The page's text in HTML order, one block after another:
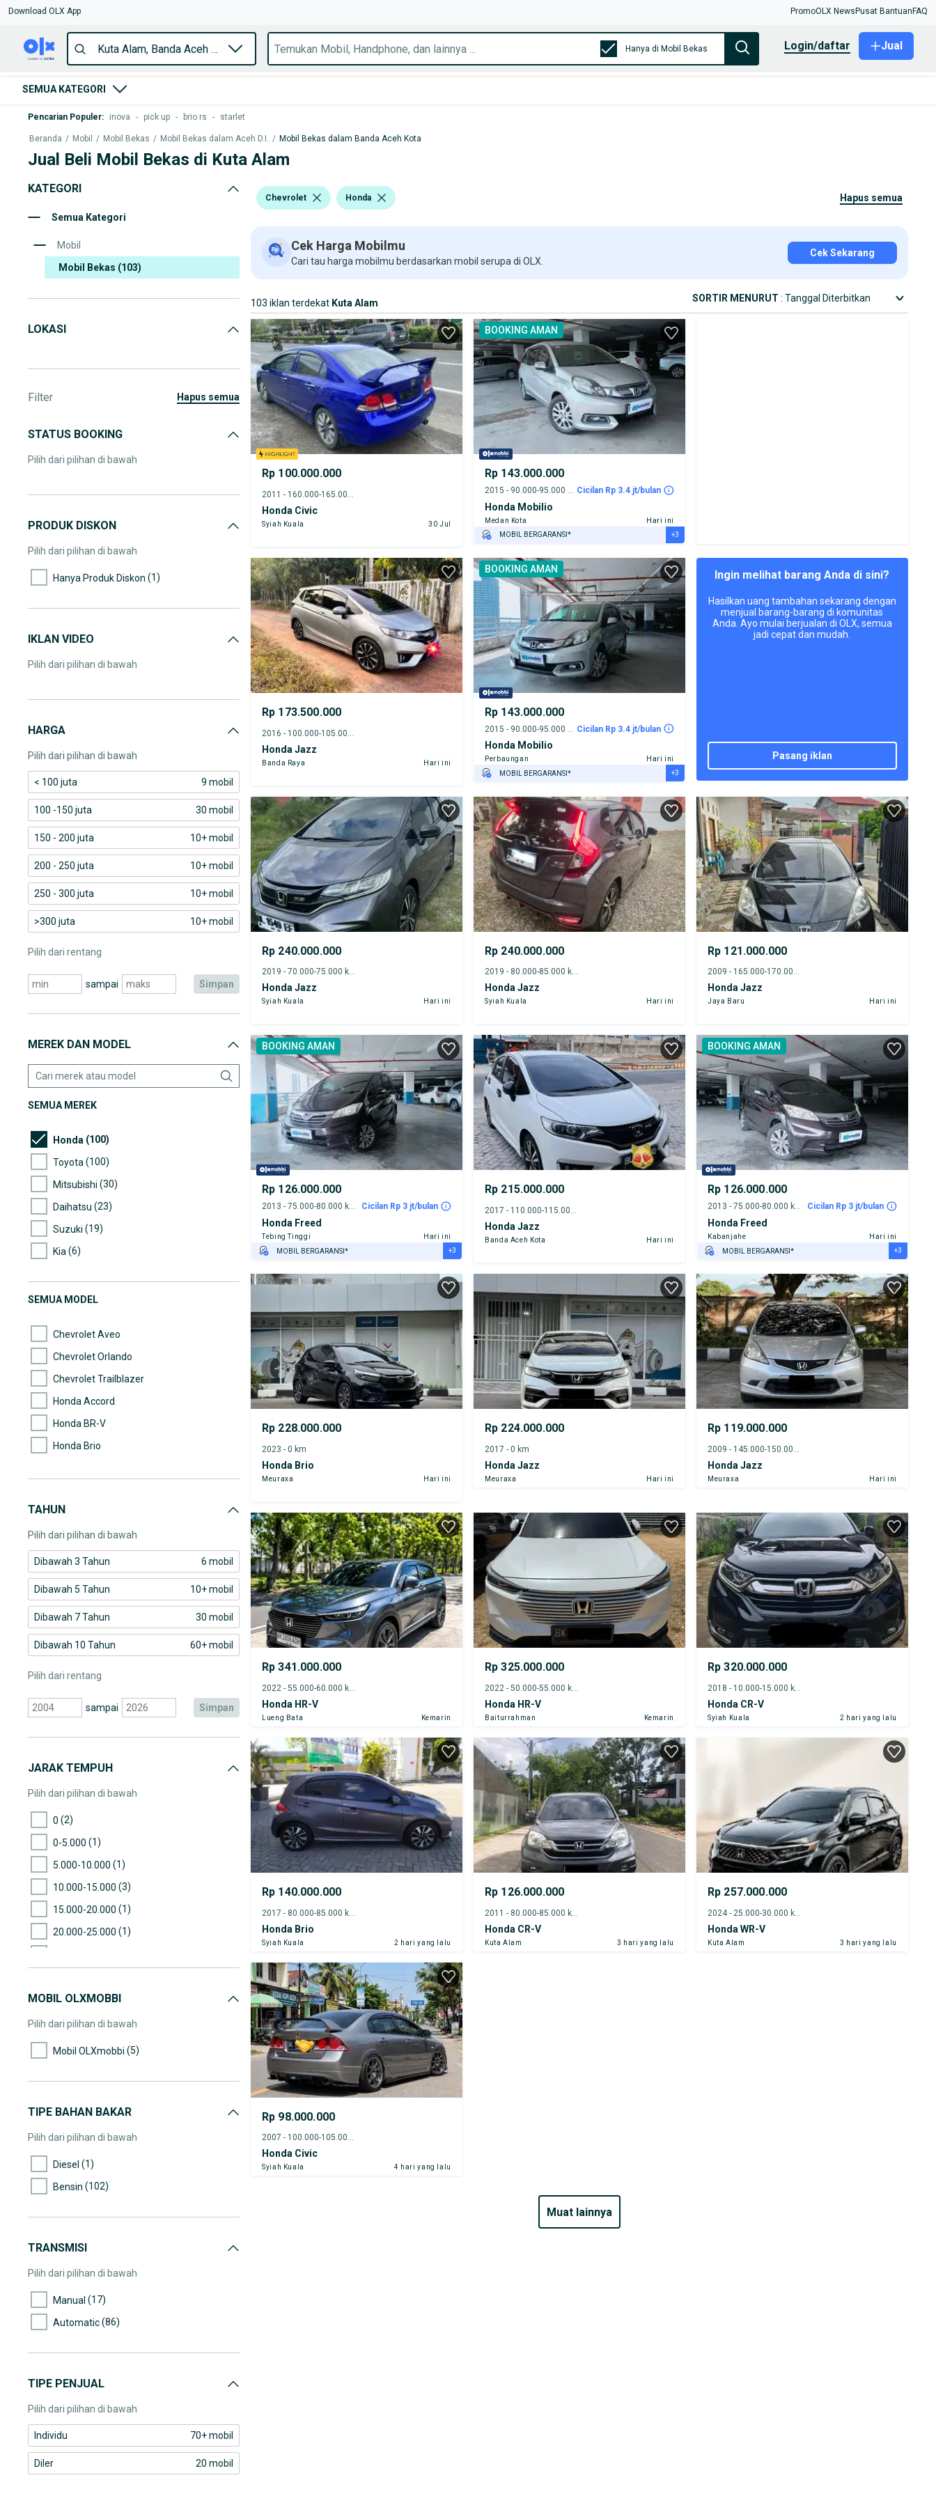
Download OLX App PromoOLX News Pusat Bantuan FAQ
Hanya di Mobil Bekas login/daftar Jual
SEMUA KATEGORI
Pencarian Populer: inova - pick up - brio rs - starlet
Beranda / Mobil / Mobil Bekas / Mobil Bekas dalam Aceh D.I. / Mobil Bekas dalam Banda Aceh Kota
Jual Beli Mobil Bekas di Kuta Alam
KATEGORI
Semua Kategori
Mobil
Mobil Bekas (103)
LOKASI
Filter hapus semua
STATUS BOOKING
Pilih dari pilihan di bawah
PRODUK DISKON
Pilih dari pilihan di bawah
Hanya Produk Diskon (1)
IKLAN VIDEO
Pilih dari pilihan di bawah
HARGA
Pilih dari pilihan di bawah
< 100 juta 9 mobil
100 -150 juta 30 mobil
150 - 200 juta 10+ mobil
200 - 250 juta 10+ mobil
250 - 300 juta 10+ mobil
>300 juta 10+ mobil
Pilih dari rentang
sampai simpan
MEREK DAN MODEL
SEMUA MEREK
Honda (100)
Toyota (100)
Mitsubishi (30)
Daihatsu (23)
Suzuki (19)
Kia (6)
Nissan(5)
SEMUA MODEL
Chevrolet Aveo
Chevrolet Orlando
Chevrolet Trailblazer
Honda Accord
Honda BR-V
Honda Brio
Honda CR-V
TAHUN
Pilih dari pilihan di bawah
Dibawah 3 Tahun 6 mobil
Dibawah 5 Tahun 10+ mobil
Dibawah 7 Tahun 30 mobil
Dibawah 10 Tahun 60+ mobil
Pilih dari rentang
sampai simpan
JARAK TEMPUH
Pilih dari pilihan di bawah
0 (2)
0-5.000 (1)
5.000-10.000 (1)
10.000-15.000 (3)
15.000-20.000 (1)
20.000-25.000 (1)
35.000-40.000
40.000-45.000(3)
60.000-65.000(4)
65.000-70.000
(4)
90.000-95.000
115.000-120.000(5)
120.000-125.000
130.000-135.000
135.000-140.000(1)
MOBIL OLXMOBBI
Pilih dari pilihan di bawah
Mobil OLXmobbi (5)
TIPE BAHAN BAKAR
Pilih dari pilihan di bawah
Diesel (1)
Bensin (102)
TRANSMISI
Pilih dari pilihan di bawah
Manual (17)
Automatic(86)
TIPE PENJUAL
Pilih dari pilihan di bawah
Individu 70+ mobil
Diler 20 mobil
Chevrolet Honda hapus semua
Cek Harga Mobilmu
Cari tau harga mobilmu berdasarkan mobil serupa di OLX.
Cek Sekarang
103 iklan terdekat Kuta Alam SORTIR MENURUT : Tanggal Diterbitkan
Rp 100.000.000
Honda Civic
Syiah Kuala 30 Jul
BOOKING AMAN
Rp 143.000.000
2015 - 90.000-95.000 km Cicilan Rp 3.4 jt/bulan
Honda Mobilio
Medan Kota
Hari ini
MOBIL BERGARANSI*
TEST DRIVE DARI RUMAH
GRATIS BIAYA JASA PERAWATAN*
+3
Rp 173.500.000
Honda Jazz
Banda Raya Hari ini
BOOKING AMAN
Rp 143.000.000
Cicilan Rp 3.4 jt/bulan
Honda Mobilio
Perbaungan
Hari ini
MOBIL BERGARANSI*
TEST DRIVE DARI RUMAH
GRATIS BIAYA JASA PERAWATAN*
+3
Ingin melihat barang Anda di sini?
Hasilkan uang tambahan sekarang dengan
menjual barang-barang di komunitas
Anda. Ayo mulai berjualan di OLX, semua
jadi cepat dan mudah.
pasang iklan
Rp 240.000.000
2019 - 70.000-75.000 km
Honda Jazz
Syiah Kuala Hari ini
Rp 240.000.000
2019 - 80.000-85.000 km
Honda Jazz
Syiah Kuala Hari ini
Rp 121.000.000
2009 - 165.000-170.000 km
Honda Jazz
Jaya Baru Hari ini
BOOKING AMAN
Rp 126.000.000
2013 - 75.000-80.000 km Cicilan Rp 3 jt/bulan
Honda Freed
Tebing Tinggi
Hari ini
MOBIL BERGARANSI*
TEST DRIVE DARI RUMAH
+3
Rp 215.000.000
2017 - 110.000-115.000 km
Honda Jazz
Banda Aceh Kota Hari ini
BOOKING AMAN
Rp 126.000.000
2013 - 75.000-80.000 km Cicilan Rp 3 jt/bulan
Honda Freed
Kabanjahe
Hari ini
MOBIL BERGARANSI*
TEST DRIVE DARI RUMAH
GRATIS BIAYA JASA PERAWATAN*
+3
Rp 228.000.000
2023 - 0 km
Honda Brio
Meuraxa Hari ini
Rp 224.000.000
2017 - 0 km
Honda Jazz
Meuraxa Hari ini
Rp 119.000.000
2009 - 145.000-150.000 km
Honda Jazz
Meuraxa Hari ini
Rp 341.000.000
Honda HR-V
Lueng Bata Kemarin
Rp 325.000.000
2022 - 50.000-55.000 km
Honda HR-V
Baiturrahman Kemarin
Rp 320.000.000
2018 - 10.000-15.000 km
Honda CR-V
Syiah Kuala 2 hari yang lalu
Rp 140.000.000
Honda Brio
Syiah Kuala 2 hari yang lalu
Rp 126.000.000
2011 - 80.000-85.000 km
Honda CR-V
Kuta Alam 3 hari yang lalu
Rp 257.000.000
2024 - 25.000-30.000 km
Honda WR-V
Kuta Alam 3 hari yang lalu
Rp 98.000.000
2007 - 100.000-105.000 km
Honda Civic
Syiah Kuala 4 hari yang lalu
muat lainnya